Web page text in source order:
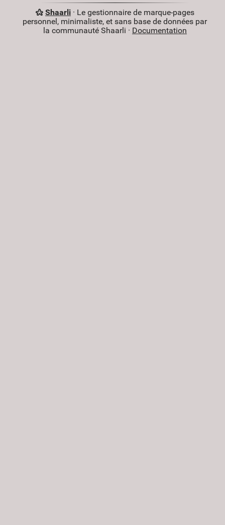
Shaarli· Le gestionnaire de marque-pages
personnel, minimaliste, et sans base de données par
la communauté Shaarli · Documentation